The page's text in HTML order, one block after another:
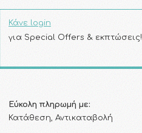
Κάνε login
για Special Offers & εκπτώσεις!
Εύκολη πληρωμή με:
Κατάθεση, Αντικαταβολή